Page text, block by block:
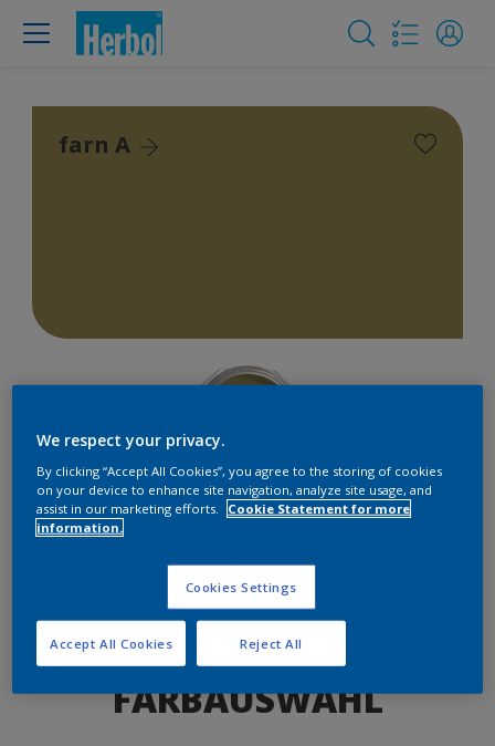
farn A
Produkte in diesem Farbton finden
FARBAUSWAHL
We respect your privacy.
By clicking “Accept All Cookies”, you agree to the storing of cookies
on your device to enhance site navigation, analyze site usage, and
assist in our marketing efforts.
Cookie Statement for more
information.
Cookies Settings
Reject All
Accept All Cookies